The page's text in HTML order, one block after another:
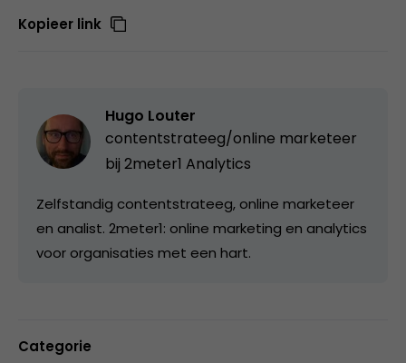
Kopieer link
Hugo Louter
contentstrateeg/online marketeer
bij 2meter1 Analytics
Zelfstandig contentstrateeg, online marketeer
en analist. 2meter1: online marketing en analytics
voor organisaties met een hart.
Categorie